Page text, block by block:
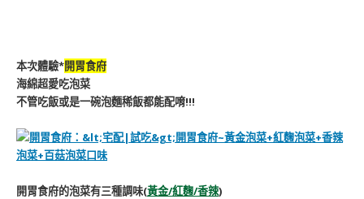
本次體驗*開胃食府
海綿超愛吃泡菜
不管吃飯或是一碗泡麵稀飯都能配唷!!!
開胃食府的泡菜有三種調味(黃金/紅麴/香辣)